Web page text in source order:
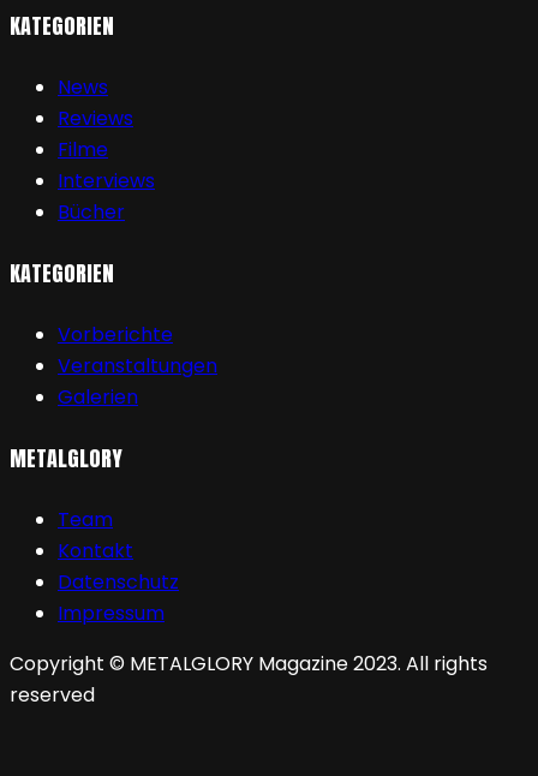
KATEGORIEN
News
Reviews
Filme
Interviews
Bücher
KATEGORIEN
Vorberichte
Veranstaltungen
Galerien
METALGLORY
Team
Kontakt
Datenschutz
Impressum
Copyright © METALGLORY Magazine 2023. All rights
reserved